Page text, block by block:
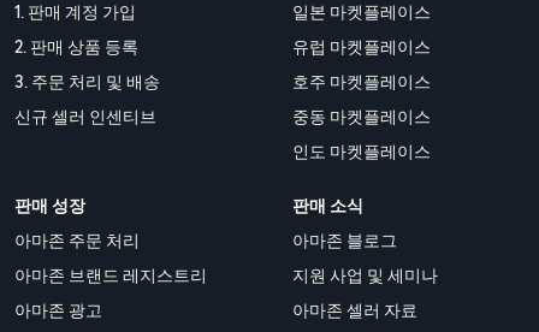
1. 판매 계정 가입
2. 판매 상품 등록
3. 주문 처리 및 배송
신규 셀러 인센티브
일본 마켓플레이스
유럽 마켓플레이스
호주 마켓플레이스
중동 마켓플레이스
인도 마켓플레이스
판매 성장
아마존 주문 처리
아마존 브랜드 레지스트리
아마존 광고
판매 소식
아마존 블로그
지원 사업 및 세미나
아마존 셀러 자료